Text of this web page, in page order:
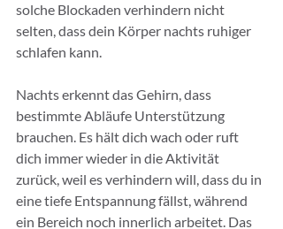
solche Blockaden verhindern nicht
selten, dass dein Körper nachts ruhiger
schlafen kann.
Nachts erkennt das Gehirn, dass
bestimmte Abläufe Unterstützung
brauchen. Es hält dich wach oder ruft
dich immer wieder in die Aktivität
zurück, weil es verhindern will, dass du in
eine tiefe Entspannung fällst, während
ein Bereich noch innerlich arbeitet. Das